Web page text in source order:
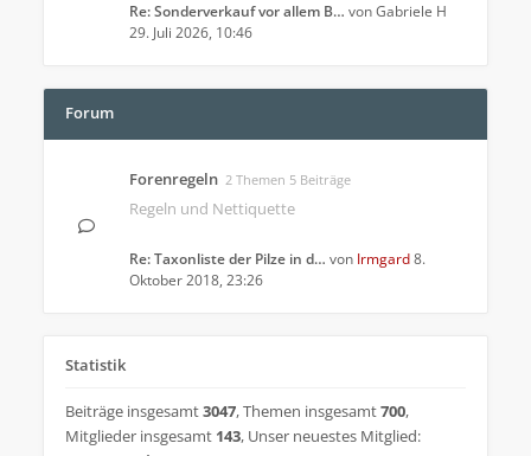
Re: Sonderverkauf vor allem B… vonGabriele H
29. Juli 2026, 10:46
Forum
Forenregeln 2 Themen 5 Beiträge
Regeln und Nettiquette
Re: Taxonliste der Pilze in d… von Irmgard8.
Oktober 2018, 23:26
Statistik
Beiträge insgesamt3047,Themen insgesamt700,
Mitglieder insgesamt 143, Unser neuestes Mitglied: